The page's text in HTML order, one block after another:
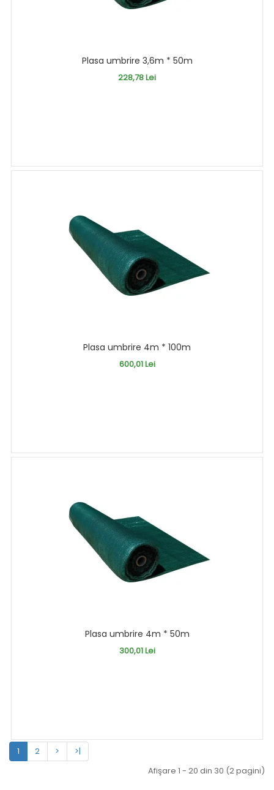
Plasa umbrire 3,6m * 50m
228,78 Lei
Plasa umbrire 4m * 100m
600,01 Lei
Plasa umbrire 4m * 50m
300,01 Lei
1 2 >
>|
Afişare 1 - 20 din 30 (2 pagini)